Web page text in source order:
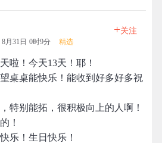
8月31日 0时9分 精选
+关注
啦！今天13天！耶！
桌桌能快乐！能收到好多好多祝
特别能拓，很积极向上的人啊！
！
乐！生日快乐！